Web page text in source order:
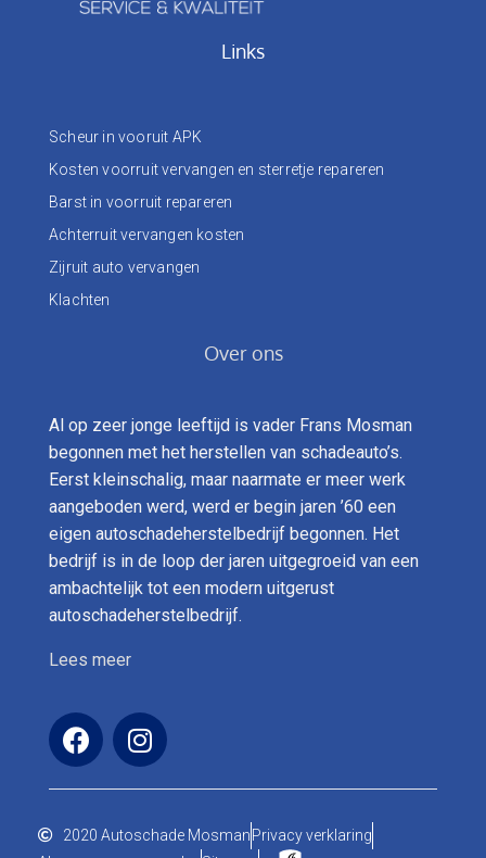
Links
Scheur in vooruit APK
Kosten voorruit vervangen en sterretje repareren
Barst in voorruit repareren
Achterruit vervangen kosten
Zijruit auto vervangen
Klachten
Over ons
Al op zeer jonge leeftijd is vader Frans Mosman
begonnen met het herstellen van schadeauto’s.
Eerst kleinschalig, maar naarmate er meer werk
aangeboden werd, werd er begin jaren ’60 een
eigen autoschadeherstelbedrijf begonnen. Het
bedrijf is in de loop der jaren uitgegroeid van een
ambachtelijk tot een modern uitgerust
autoschadeherstelbedrijf.
Lees meer
2020 Autoschade MosmanPrivacy verklaring